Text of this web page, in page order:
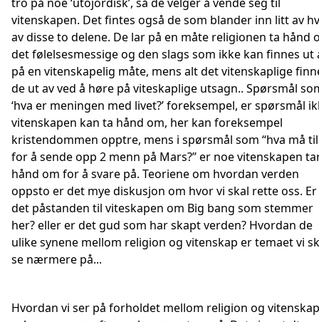
vitenskapen. Det fintes også de som blander inn litt av
av disse to delene. De lar på en måte religionen ta hånd
det følelsesmessige og den slags som ikke kan finnes ut
på en vitenskapelig måte, mens alt det vitenskaplige
de ut av ved å høre på viteskaplige utsagn.. Spørsmål
‘hva er meningen med livet?’ foreksempel, er spørsmål
vitenskapen kan ta hånd om, her kan foreksempel
kristendommen opptre, mens i spørsmål som ‘‘hva må til
for å sende opp 2 menn på Mars?’’ er noe vitenskapen
hånd om for å svare på. Teoriene om hvordan verden
oppsto er det mye diskusjon om hvor vi skal rette oss. Er
det påstanden til viteskapen om Big bang som stemmer
her? eller er det gud som har skapt verden? Hvordan de
ulike synene mellom religion og vitenskap er temaet vi
se nærmere på...
Hvordan vi ser på forholdet mellom religion og vitenskap